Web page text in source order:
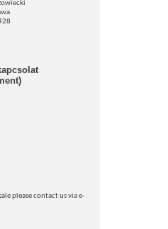
please contact us via e-